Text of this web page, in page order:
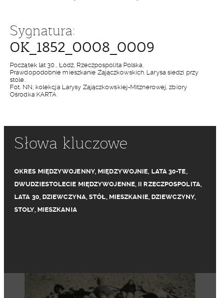
Sygnatura:
OK_1852_0008_0009
Początek lat 30., Łódź, Rzeczpospolita Polska.
Prawdopodobnie mieszkanie Zajączkowskich. Larysa siedzi przy
stole.
Fot. NN, kolekcja Larysy Zajączkowskiej-Mitznerowej, zbiory
Ośrodka KARTA
Słowa kluczowe
OKRES MIĘDZYWOJENNY, MIĘDZYWOJNIE, LATA 30-TE,
DWUDZIESTOLECIE MIĘDZYWOJENNE, II RZECZPOSPOLITA,
LATA 30, DZIEWCZYNA,STÓŁ, MIESZKANIE, DZIEWCZYNY,
STOŁY, MIESZKANIA